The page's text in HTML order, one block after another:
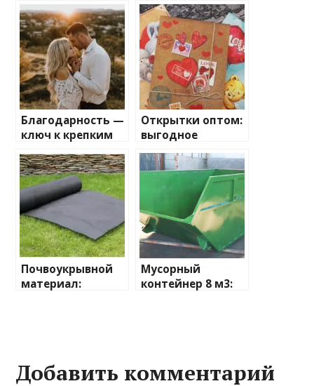
Благодарность —
ключ к крепким
ям
Открытки оптом:
выгодное
решение для
бизнеса и личных
целей
Почвоукрывной
материал:
хозяйстве
Мусорный
контейнер 8 м3:
Добавить комментарий